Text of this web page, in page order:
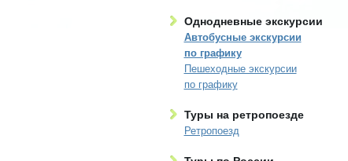
Однодневные экскурсии
Автобусные экскурсии
по графику
Пешеходные экскурсии
по графику
Туры на ретропоезде
Ретропоезд